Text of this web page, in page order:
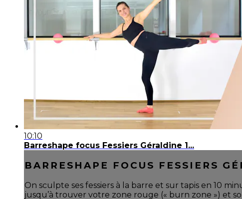
10:10
Barreshape focus Fessiers Géraldine 1...
BARRESHAPE FOCUS FESSIERS
On sculpte ses fessiers à la barre et sur tapis en 10
jusqu’à trouver votre zone rouge (« burn zone ») et